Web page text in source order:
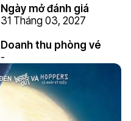
Ngày mở đánh giá
31 Tháng 03, 2027
Doanh thu phòng vé
-